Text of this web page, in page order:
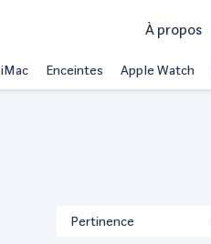
À propos
iMac Enceintes Apple Watch